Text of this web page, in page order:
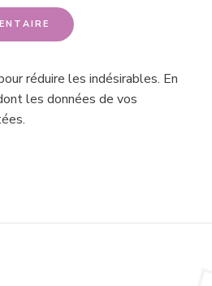
réduire les indésirables. En
les données de vos
.